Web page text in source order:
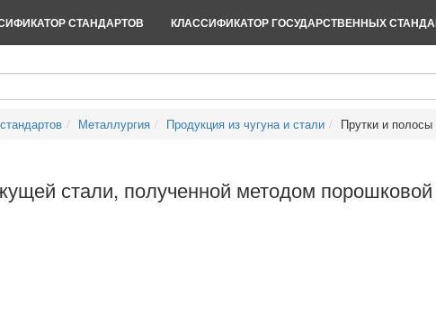
СТАНДАРТОВ КЛАССИФИКАТОР ГОСУДАРСТВЕННЫХ
Металлургия Продукция из чугуна и стали Прутки и
стали, полученной методом